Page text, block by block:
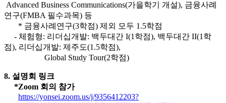
Advanced Business Communications(가을학기 개설), 금융사례
연구(FMBA 필수과목) 등
* 금융사례연구(3학점) 제외 모두 1.5학점
- 체험형: 리더십개발: 백두대간 I(1학점), 백두대간 II(1학
점), 리더십개발: 제주도(1.5학점),
Global Study Tour(2학점)
8. 설명회 링크
*Zoom 회의 참가
https://yonsei.zoom.us/j/9356412203?